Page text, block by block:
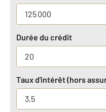
Durée du crédit
Taux d'intérêt (hors